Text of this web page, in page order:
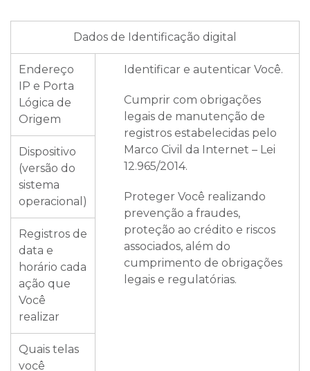
Dados de Identificação digital
Endereço
IP e Porta
Lógica de
Origem
Identificar e autenticar Você.
Cumprir com obrigações
legais de manutenção de
registros estabelecidas pelo
Marco Civil da Internet – Lei
12.965/2014.
Proteger Você realizando
prevenção a fraudes,
proteção ao crédito e riscos
associados, além do
cumprimento de obrigações
legais e regulatórias.
Dispositivo
(versão do
sistema
operacional)
Registros de
data e
horário cada
ação que
Você
realizar
Quais telas
você